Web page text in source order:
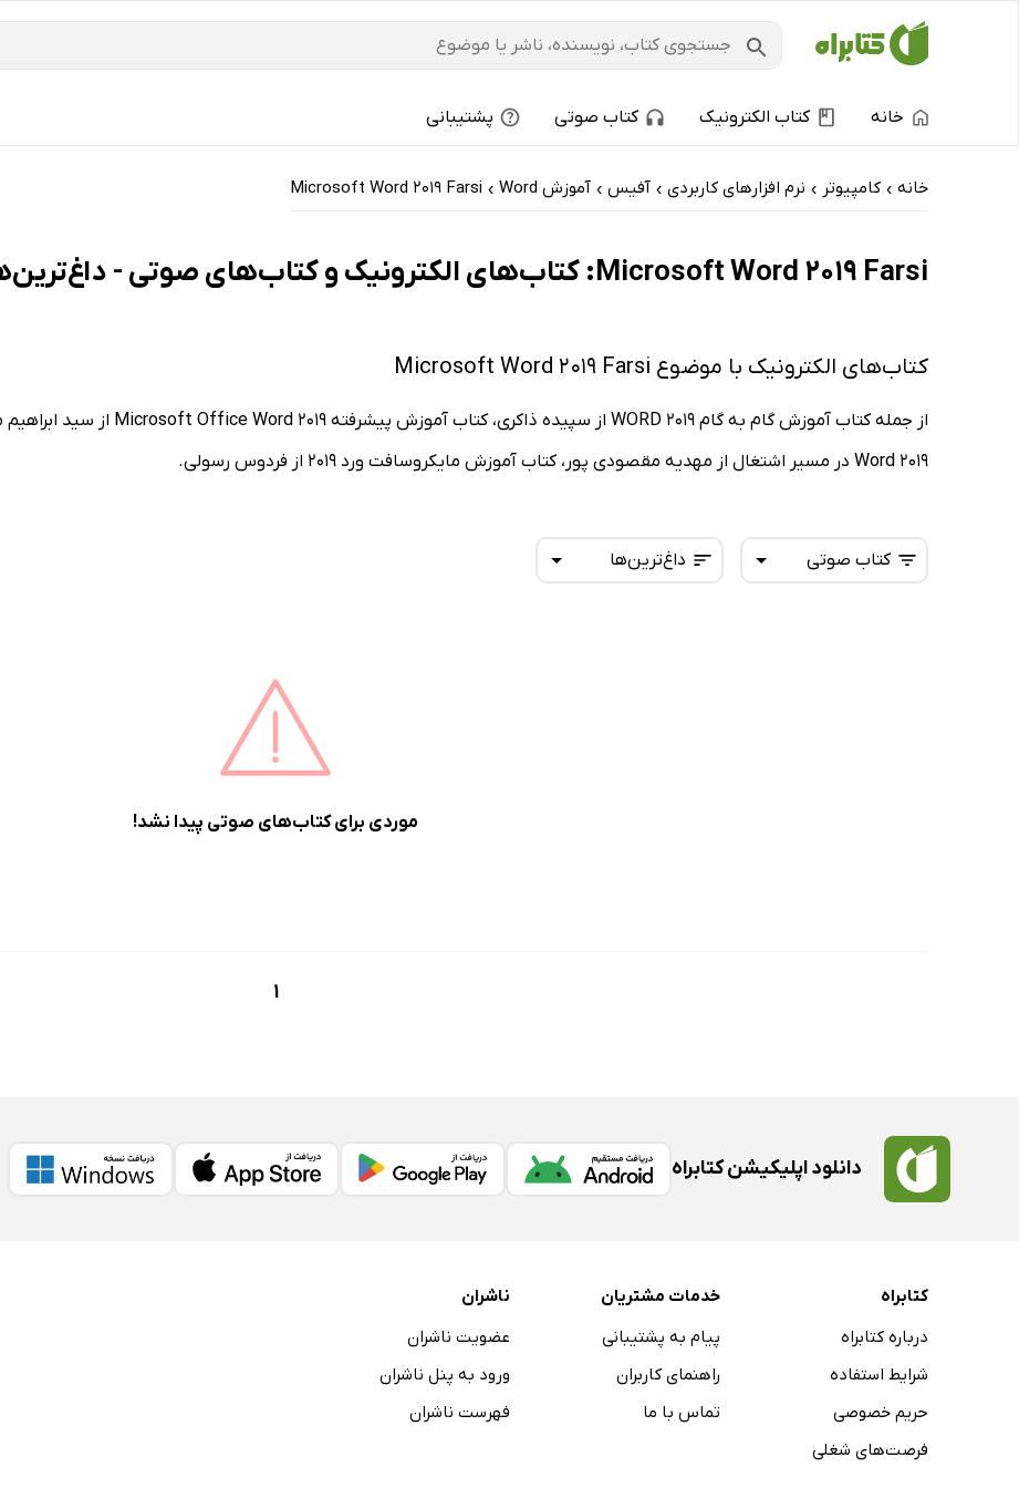
خانه کتاب الکترونیک کتاب صوتی پشتیبانی
خانه › کامپیوتر › نرم افزارهای کاربردی › آفیس › آموزش Word ›
Microsoft Word 2019 Farsi
Microsoft Word 2019 Farsi: کتاب‌های الکترونیک و کتاب‌های صوتی - داغ‌ترین‌ها
کتاب‌های الکترونیک با موضوع Microsoft Word 2019 Farsi
Word 2019 در مسیر اشتغال از مهدیه مقصودی پور، کتاب آموزش مایکروسافت ورد ۲۰۱۹ از فردوس رسولی.
داغ‌ترین‌ها کتاب صوتی
موردی برای کتاب‌های صوتی پیدا نشد!
1
دانلود اپلیکیشن کتابراه
کتابراه
درباره کتابراه
شرایط استفاده
حریم خصوصی
فرصت‌های شغلی
خدمات مشتریان
پیام به پشتیبانی
راهنمای کاربران
تماس با ما
ناشران
عضویت ناشران
ورود به پنل ناشران
فهرست ناشران